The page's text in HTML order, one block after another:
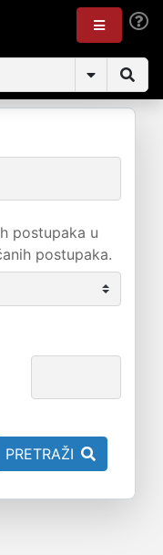
postupaka u
postupaka.
PRETRAŽI